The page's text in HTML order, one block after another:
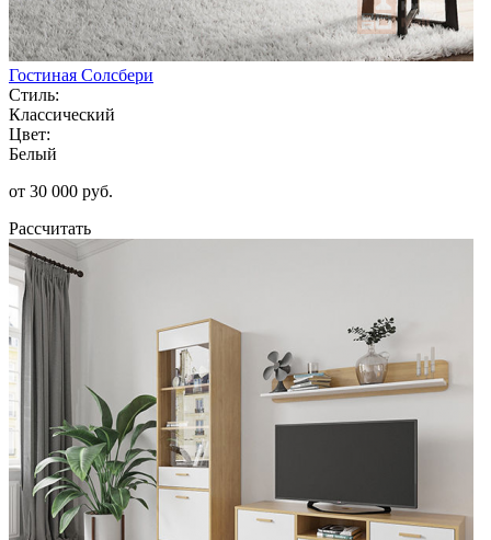
Гостиная Солсбери
Стиль:
Классический
Цвет:
Белый
от 30 000 руб.
Рассчитать